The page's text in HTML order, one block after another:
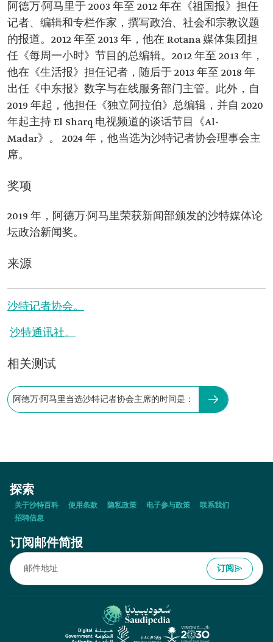
阿德万·阿马里于 2003 年至 2012 年在《祖国报》担任
记者、编辑和专栏作家，撰写政治、社会和宗教议题
的报道。2012 年至 2013 年，他在 Rotana 媒体集团担
任《每周一小时》节目的总编辑。2012 年至 2013 年，
他在《生活报》担任记者，随后于 2013 年至 2018 年
出任《中东报》数字与在线服务部门主管。此外，自
2019 年起，他担任《独立阿拉伯》总编辑，并自 2020
年起主持 El Sharq 电视频道的谈话节目《Al-
Madar》。 2024 年，他当选为沙特记者协会理事会主
席。
奖项
2019 年，阿德万·阿马里荣获新闻部颁发的沙特媒体论
坛政治新闻奖。
来源
沙特记者协会。
沙特通讯社。
相关测试
阿德万·阿马里当选沙特记者协会主席的时间是：
探索
关于沙特百科 使用条款 隐私政策 电子参与政策
联系我们
招聘信息
订阅邮件简报
订阅